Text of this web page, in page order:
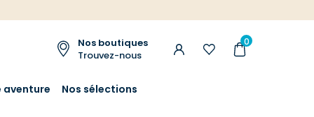
Nos boutiques
Trouvez-nous
0
aventure Nos sélections